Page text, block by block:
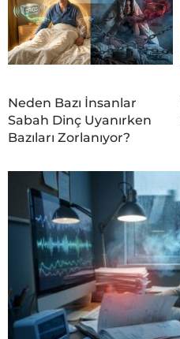
Neden Bazı İnsanlar
Sabah Dinç Uyanırken
Bazıları Zorlanıyor?